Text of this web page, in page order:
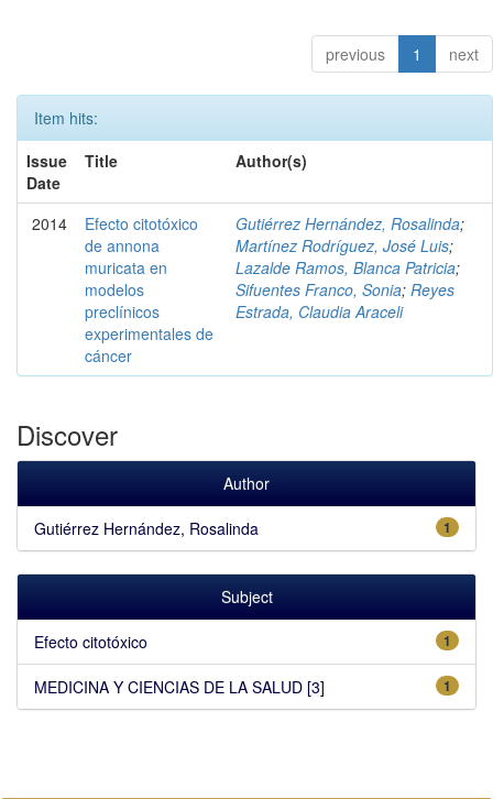
previous 1 next
Item hits:
Issue
Date
Title Author(s)
2014
Efecto citotóxico
de annona
muricata en
modelos
preclínicos
experimentales de
cáncer
Gutiérrez Hernández, Rosalinda;
Martínez Rodríguez, José Luis;
Lazalde Ramos, Blanca Patricia;
Sifuentes Franco, Sonia; Reyes
Estrada, Claudia Araceli
Discover
Author
1
Gutiérrez Hernández, Rosalinda
Subject
1
Efecto citotóxico
1
MEDICINA Y CIENCIAS DE LA SALUD [3]